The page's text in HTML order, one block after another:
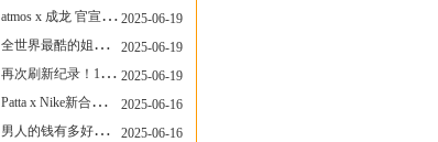
atmos x 成龙 官宣，《警察故事》联名短袖公布！
2025-06-19
全世界最酷的姐姐，和Nike联名的鞋要来了！
2025-06-19
再次刷新纪录！14只 LABUBU 共拍出240万元
2025-06-19
Patta x Nike新合作提前泄露，这次的服饰周边也有亮点？
2025-06-16
男人的钱有多好赚？四个大学生创业卖短裤，年销8个亿！
2025-06-16